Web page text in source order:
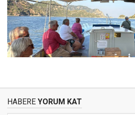
HABERE YORUM KAT